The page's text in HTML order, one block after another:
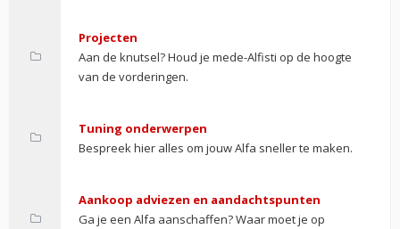
Projecten
Aan de knutsel? Houd je mede-Alfisti op de hoogte
van de vorderingen.
Tuning onderwerpen
Bespreek hier alles om jouw Alfa sneller te maken.
Aankoop adviezen en aandachtspunten
Ga je een Alfa aanschaffen? Waar moet je op